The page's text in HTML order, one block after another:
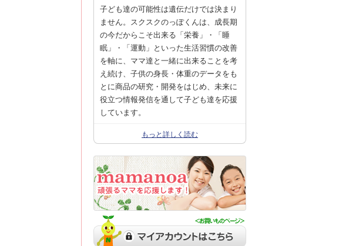
子ども達の可能性は遺伝だけでは決まり
ません。スクスクのっぽくんは、成長期
の今だからこそ出来る「栄養」・「睡
眠」・「運動」といった生活習慣の改善
を軸に、ママ達と一緒に出来ることを考
え続け、子供の身長・体重のデータをも
とに商品の研究・開発をはじめ、未来に
役立つ情報発信を通して子ども達を応援
しています。
もっと詳しく読む